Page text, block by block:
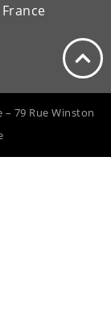
79 Rue Winston